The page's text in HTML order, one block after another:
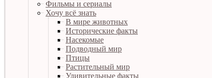
Фильмы и сериалы
Хочу всё знать
В мире животных
Исторические факты
Насекомые
Подводный мир
Птицы
Растительный мир
Удивительные факты